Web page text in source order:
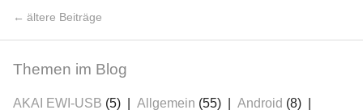
ältere Beiträge
Themen im Blog
AKAI EWI-USB (5) Allgemein (55) Android (8)